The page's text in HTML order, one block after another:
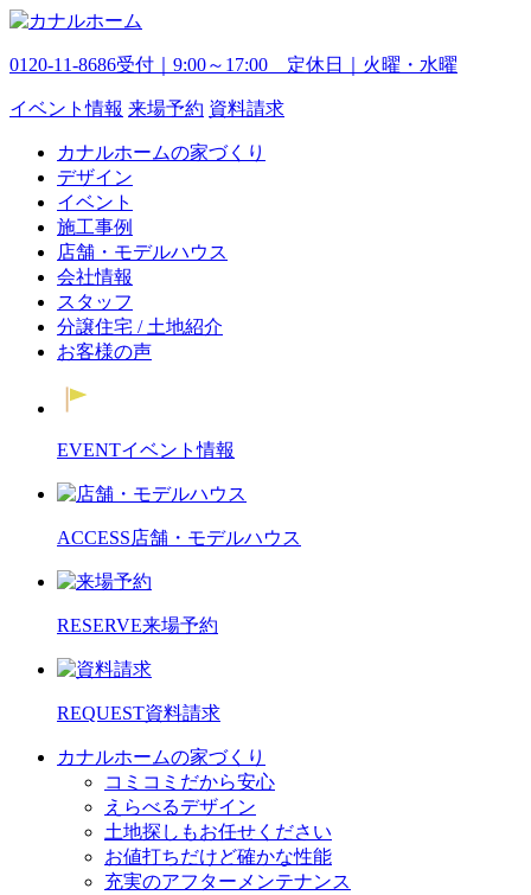
0120-11-8686受付｜9:00～17:00 定休日｜火曜・水曜
イベント情報 来場予約 資料請求
カナルホームの家づくり
デザイン
イベント
施工事例
店舗・モデルハウス
会社情報
スタッフ
分譲住宅 / 土地紹介
お客様の声
EVENTイベント情報
ACCESS店舗・モデルハウス
RESERVE来場予約
REQUEST資料請求
カナルホームの家づくり
コミコミだから安心
えらべるデザイン
土地探しもお任せください
お値打ちだけど確かな性能
充実のアフターメンテナンス